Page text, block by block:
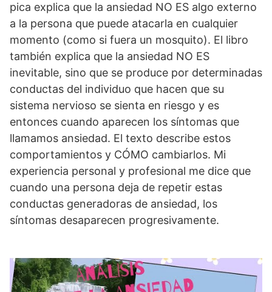
pica explica que la ansiedad NO ES algo externo
a la persona que puede atacarla en cualquier
momento (como si fuera un mosquito). El libro
también explica que la ansiedad NO ES
inevitable, sino que se produce por determinadas
conductas del individuo que hacen que su
sistema nervioso se sienta en riesgo y es
entonces cuando aparecen los síntomas que
llamamos ansiedad. El texto describe estos
comportamientos y CÓMO cambiarlos. Mi
experiencia personal y profesional me dice que
cuando una persona deja de repetir estas
conductas generadoras de ansiedad, los
síntomas desaparecen progresivamente.